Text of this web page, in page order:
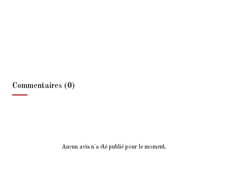
Commentaires (0)
Aucun avis n'a été publié pour le moment.